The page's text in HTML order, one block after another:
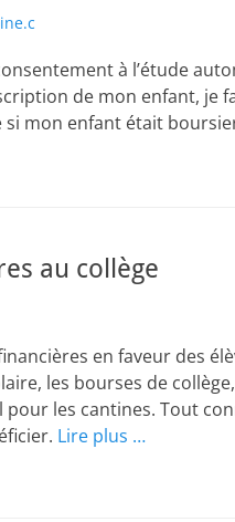
à l’étude
de mon enfant, je
mon enfant était
au collège
en faveur des
les bourses de
pour les cantines. Tout
Lire plus …